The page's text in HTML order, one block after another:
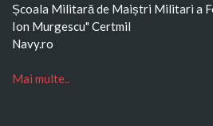
Școala Militară de Maiștri Militari a
Ion Murgescu" Certmil
Navy.ro
Mai multe..